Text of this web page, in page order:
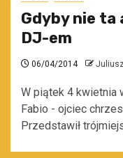
Gdyby nie ta
DJ-em
06/04/2014
W piątek 4 kwietnia
Fabio - ojciec
Przedstawił